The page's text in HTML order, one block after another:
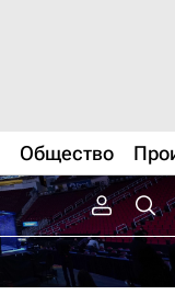
Общество